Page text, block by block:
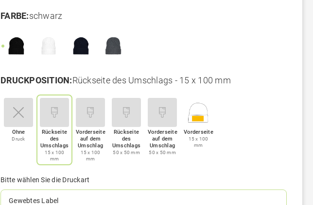
FARBE:schwarz
DRUCKPOSITION:Rückseite des Umschlags - 15 x 100 mm
Ohne
Druck
Rückseite
des
Umschlags
15 x 100
mm
Vorderseite
auf dem
Umschlag
15 x 100
mm
Rückseite
des
Umschlags
50 x 50 mm
Vorderseite
auf dem
Umschlag
50 x 50 mm
Vorderseite
15 x 100
mm
Bitte wählen Sie die Druckart
Gewebtes Label